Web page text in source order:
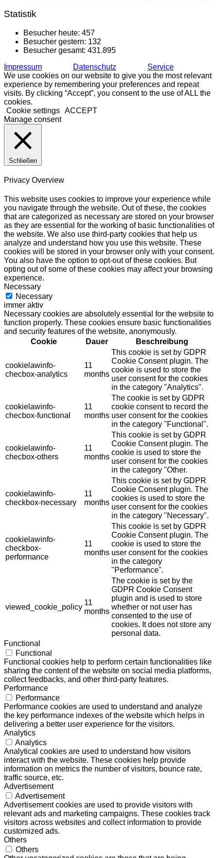
Statistik
Besucher heute: 457
Besucher gestern: 132
Besucher gesamt: 431.895
Impressum
Datenschutz
Service
We use cookies on our website to give you the most relevant
experience by remembering your preferences and repeat
visits. By clicking “Accept”, you consent to the use of ALL the
cookies.
Cookie settings ACCEPT
Manage consent
Schließen
Privacy Overview
This website uses cookies to improve your experience while
you navigate through the website. Out of these, the cookies
that are categorized as necessary are stored on your browser
as they are essential for the working of basic functionalities of
the website. We also use third-party cookies that help us
analyze and understand how you use this website. These
cookies will be stored in your browser only with your consent.
You also have the option to opt-out of these cookies. But
opting out of some of these cookies may affect your browsing
experience.
Necessary
Necessary
immer aktiv
Necessary cookies are absolutely essential for the website to
function properly. These cookies ensure basic functionalities
and security features of the website, anonymously.
Cookie
Dauer Beschreibung
cookielawinfo-
checbox-analytics
11
months
This cookie is set by GDPR
Cookie Consent plugin. The
cookie is used to store the
user consent for the cookies
in the category "Analytics".
cookielawinfo-
checbox-functional
11
months
The cookie is set by GDPR
cookie consent to record the
user consent for the cookies
in the category "Functional".
cookielawinfo-
checbox-others
11
months
This cookie is set by GDPR
Cookie Consent plugin. The
cookie is used to store the
user consent for the cookies
in the category "Other.
cookielawinfo-
checkbox-necessary
11
months
This cookie is set by GDPR
Cookie Consent plugin. The
cookies is used to store the
user consent for the cookies
in the category "Necessary".
cookielawinfo-
checkbox-
performance
11
months
This cookie is set by GDPR
Cookie Consent plugin. The
cookie is used to store the
user consent for the cookies
in the category
"Performance".
viewed_cookie_policy
11
months
The cookie is set by the
GDPR Cookie Consent
plugin and is used to store
whether or not user has
consented to the use of
cookies. It does not store any
personal data.
Functional
Functional
Functional cookies help to perform certain functionalities like
sharing the content of the website on social media platforms,
collect feedbacks, and other third-party features.
Performance
Performance
Performance cookies are used to understand and analyze
the key performance indexes of the website which helps in
delivering a better user experience for the visitors.
Analytics
Analytics
Analytical cookies are used to understand how visitors
interact with the website. These cookies help provide
information on metrics the number of visitors, bounce rate,
traffic source, etc.
Advertisement
Advertisement
Advertisement cookies are used to provide visitors with
relevant ads and marketing campaigns. These cookies track
visitors across websites and collect information to provide
customized ads.
Others
Others